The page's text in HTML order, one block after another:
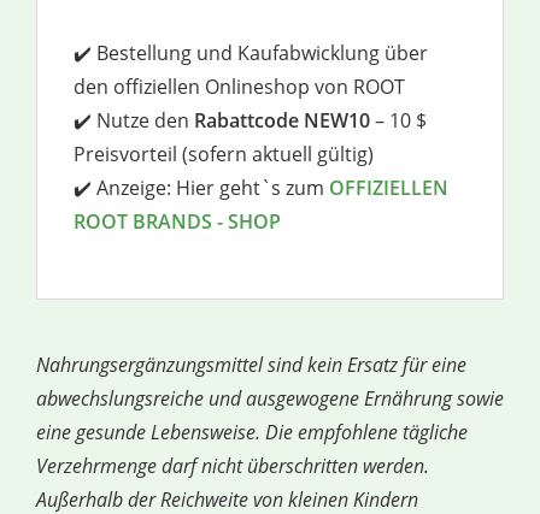
✔️ Bestellung und Kaufabwicklung über
den offiziellen Onlineshop von ROOT
✔️ Nutze den Rabattcode NEW10– 10 $
Preisvorteil (sofern aktuell gültig)
✔️ Anzeige: Hier geht`s zum OFFIZIELLEN
ROOT BRANDS - SHOP
Nahrungsergänzungsmittel sind kein Ersatz für eine
abwechslungsreiche und ausgewogene Ernährung sowie
eine gesunde Lebensweise. Die empfohlene tägliche
Verzehrmenge darf nicht überschritten werden.
Außerhalb der Reichweite von kleinen Kindern